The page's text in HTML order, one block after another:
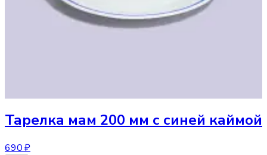
Тарелка мам 200 мм с синей каймой
690 ₽